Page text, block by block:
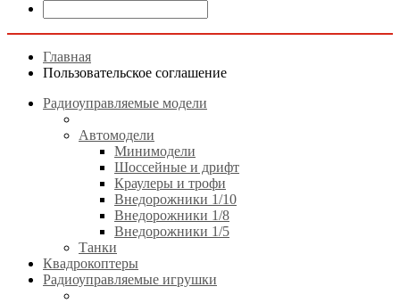
Главная
Пользовательское соглашение
Радиоуправляемые модели
Автомодели
Минимодели
Шоссейные и дрифт
Краулеры и трофи
Внедорожники 1/10
Внедорожники 1/8
Внедорожники 1/5
Танки
Квадрокоптеры
Радиоуправляемые игрушки